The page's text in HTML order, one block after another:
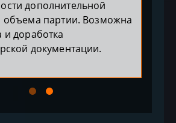
дополнительной
объема партии. Возможна
и доработка
документации.